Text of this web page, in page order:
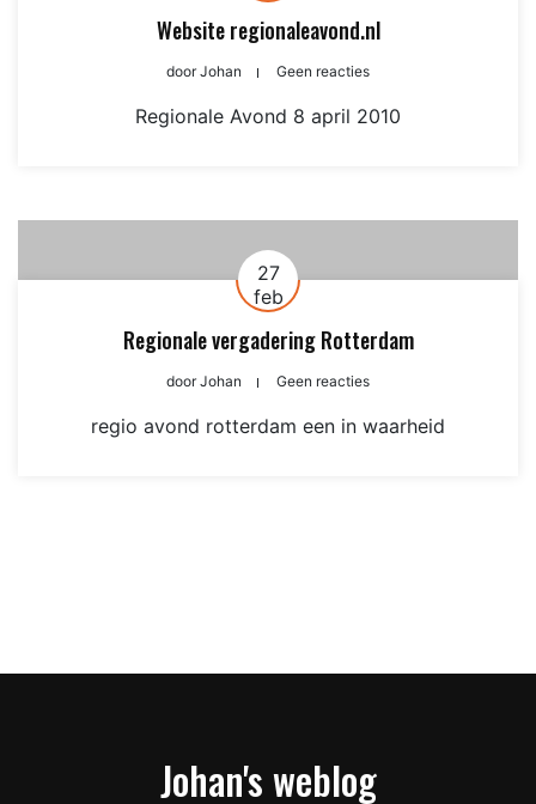
Website regionaleavond.nl
doorJohan Geen reacties
Regionale Avond 8 april 2010
27
feb
Regionale vergadering Rotterdam
doorJohan Geen reacties
regio avond rotterdam een in waarheid
Johan's weblog